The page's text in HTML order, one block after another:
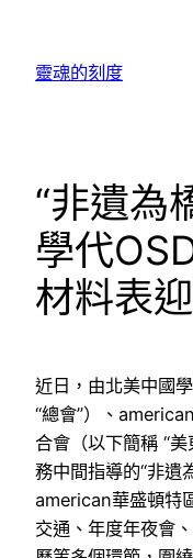
靈魂的刻度
“非遺為
學代
材料表
近日，由北美中國
“總會”）、
合會（以下簡稱 “
務中間指導的“非遺
american華盛頓特
交通、年度年夜會